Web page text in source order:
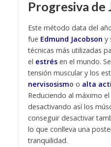
Progresiva de
Este método data del
fue Edmund Jacobson y
técnicas más utilizadas
el estrésen el mundo.
tensión muscular y los
nervisosismo o alta
Reduciendo al máximo
desactivando así los
conseguir desactivar
lo que conlleva una
tranquilidad.